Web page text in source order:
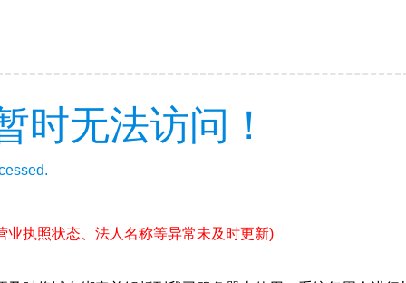
时无法访问！
业执照状态、法人名称等异常未及时更新)